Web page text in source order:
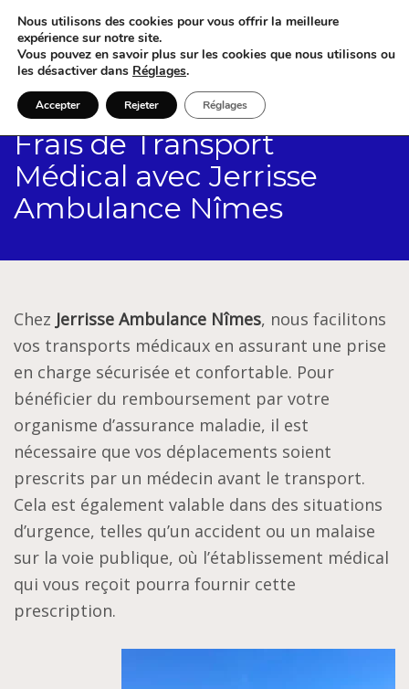
Frais de Transport
Médical avec Jerrisse
Ambulance Nîmes
Chez Jerrisse Ambulance Nîmes, nous facilitons
vos transports médicaux en assurant une prise
en charge sécurisée et confortable. Pour
bénéficier du remboursement par votre
organisme d’assurance maladie, il est
nécessaire que vos déplacements soient
prescrits par un médecin avant le transport.
Cela est également valable dans des situations
d’urgence, telles qu’un accident ou un malaise
sur la voie publique, où l’établissement médical
qui vous reçoit pourra fournir cette
prescription.
Nous utilisons des cookies pour vous offrir la meilleure
expérience sur notre site.
Vous pouvez en savoir plus sur les cookies que nous utilisons ou
les désactiver dans Réglages.
Accepter Rejeter Réglages